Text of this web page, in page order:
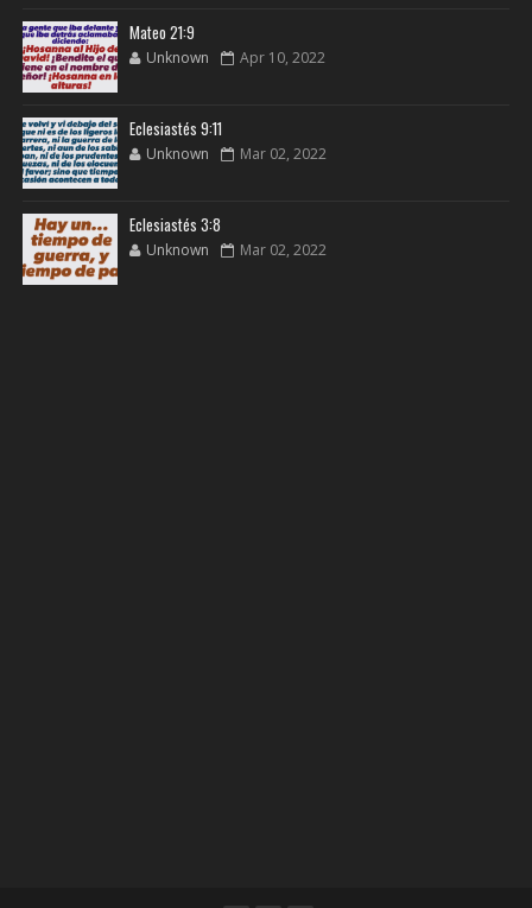
Mateo 21:9
Unknown Apr 10, 2022
Eclesiastés 9:11
Unknown Mar 02, 2022
Eclesiastés 3:8
Unknown Mar 02, 2022